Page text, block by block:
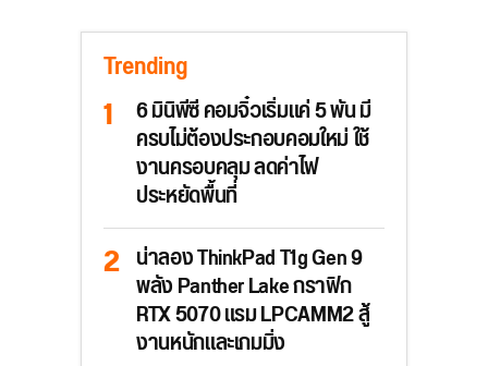
Trending
6 มินิพีซี คอมจิ๋วเริ่มแค่ 5 พัน มี
ครบไม่ต้องประกอบคอมใหม่ ใช้
งานครอบคลุม ลดค่าไฟ
ประหยัดพื้นที่
น่าลอง ThinkPad T1g Gen 9
พลัง Panther Lake กราฟิก
RTX 5070 แรม LPCAMM2 สู้
งานหนักและเกมมิ่ง